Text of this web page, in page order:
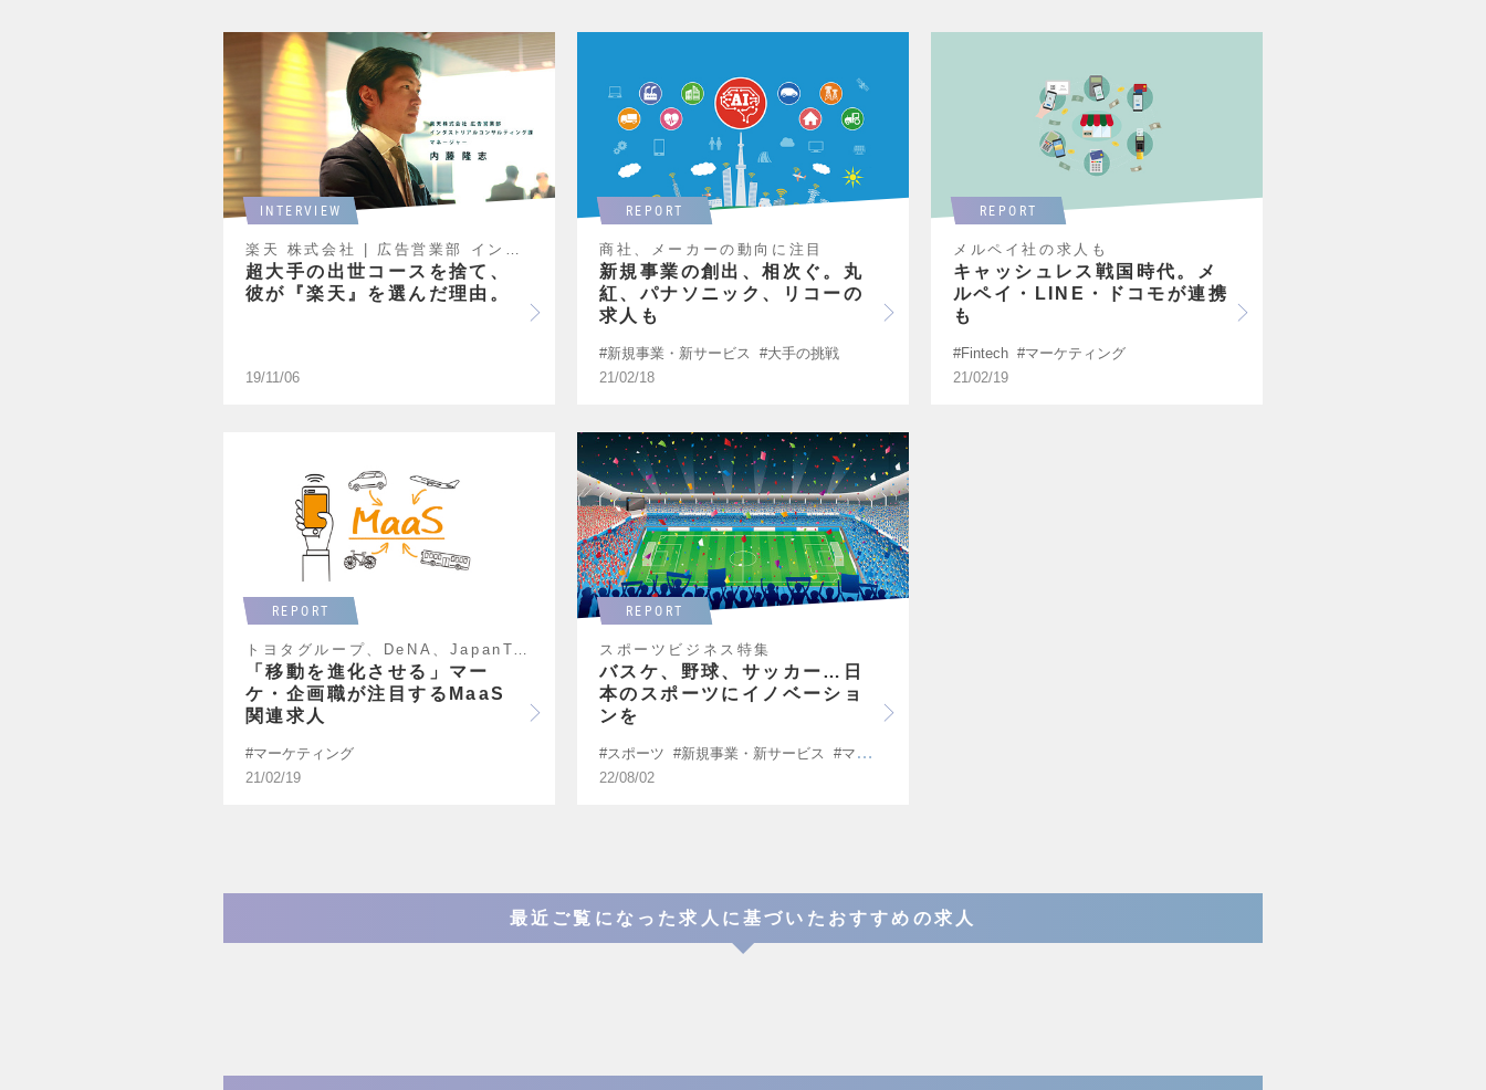
INTERVIEW
楽天 株式会社 | 広告営業部 インダストリアルコンサルティング課 マネージャー
超大手の出世コースを捨て、
彼が『楽天』を選んだ理由。
19/11/06
REPORT
商社、メーカーの動向に注目
新規事業の創出、相次ぐ。丸
紅、パナソニック、リコーの
求人も
新規事業・新サービス
大手の挑戦
21/02/18
REPORT
メルペイ社の求人も
キャッシュレス戦国時代。メ
ルペイ・LINE・ドコモが連携
も
Fintech
マーケティング
21/02/19
REPORT
トヨタグループ、DeNA、JapanTaxi…
「移動を進化させる」マー
ケ・企画職が注目するMaaS
関連求人
マーケティング
21/02/19
REPORT
スポーツビジネス特集
バスケ、野球、サッカー…日
本のスポーツにイノベーショ
ンを
スポーツ 新規事業・新サービス
マーケ
ティング
22/08/02
最近ご覧になった求人に基づいたおすすめの求人